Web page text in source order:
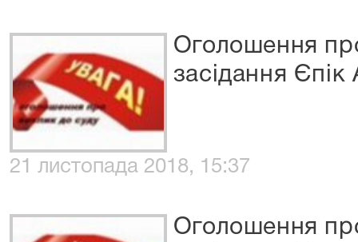
Оголошення
засідання
21 листопада 2018, 15:37
Оголошення